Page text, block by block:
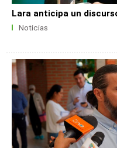
Lara anticipa un
Noticias